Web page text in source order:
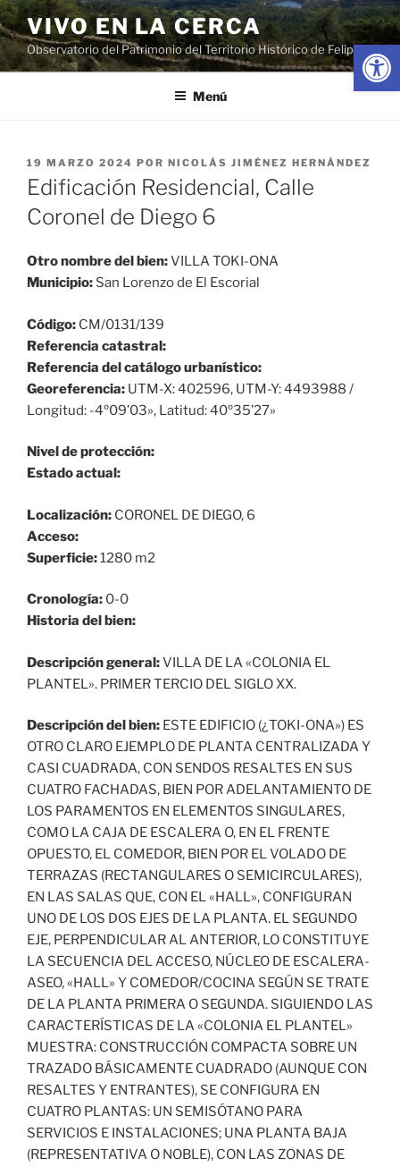
Abrir
Saltar
al
contenido
VIVO EN LA CERCA
Observatorio del Patrimonio del Territorio Histórico de Felipe II
Menú
PUBLICADO
EL
19 MARZO 2024 POR NICOLÁS JIMÉNEZ HERNÁNDEZ
Edificación Residencial, Calle
Coronel de Diego 6
Otro nombre del bien:VILLA TOKI-ONA
Municipio: San Lorenzo de El Escorial
Código: CM/0131/139
Referencia catastral:
Referencia del catálogo urbanístico:
Georeferencia: UTM-X: 402596, UTM-Y: 4493988 /
Longitud: -4º09’03», Latitud: 40º35’27»
Nivel de protección:
Estado actual:
Localización: CORONEL DE DIEGO, 6
Acceso:
Superficie:1280 m2
Cronología: 0-0
Historia del bien:
Descripción general:VILLA DE LA «COLONIA EL
PLANTEL». PRIMER TERCIO DEL SIGLO XX.
Descripción del bien: ESTE EDIFICIO (¿TOKI-ONA») ES
OTRO CLARO EJEMPLO DE PLANTA CENTRALIZADA Y
CASI CUADRADA, CON SENDOS RESALTES EN SUS
CUATRO FACHADAS, BIEN POR ADELANTAMIENTO DE
LOS PARAMENTOS EN ELEMENTOS SINGULARES,
COMO LA CAJA DE ESCALERA O, EN EL FRENTE
OPUESTO, EL COMEDOR, BIEN POR EL VOLADO DE
TERRAZAS (RECTANGULARES O SEMICIRCULARES),
EN LAS SALAS QUE, CON EL «HALL», CONFIGURAN
UNO DE LOS DOS EJES DE LA PLANTA. EL SEGUNDO
EJE, PERPENDICULAR AL ANTERIOR, LO CONSTITUYE
LA SECUENCIA DEL ACCESO, NÚCLEO DE ESCALERA-
ASEO, «HALL» Y COMEDOR/COCINA SEGÚN SE TRATE
DE LA PLANTA PRIMERA O SEGUNDA. SIGUIENDO LAS
CARACTERÍSTICAS DE LA «COLONIA EL PLANTEL»
MUESTRA: CONSTRUCCIÓN COMPACTA SOBRE UN
TRAZADO BÁSICAMENTE CUADRADO (AUNQUE CON
RESALTES Y ENTRANTES), SE CONFIGURA EN
CUATRO PLANTAS: UN SEMISÓTANO PARA
SERVICIOS E INSTALACIONES; UNA PLANTA BAJA
(REPRESENTATIVA O NOBLE), CON LAS ZONAS DE